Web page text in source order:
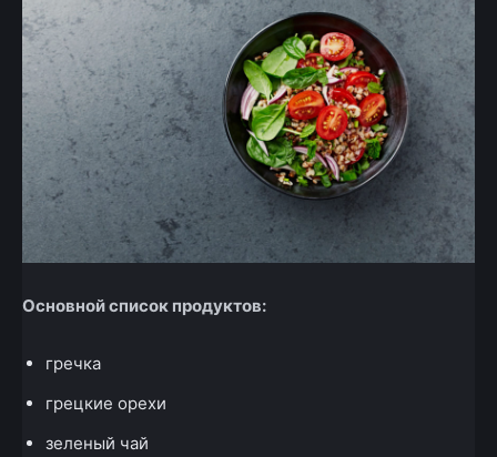
Основной список продуктов:
гречка
грецкие орехи
зеленый чай